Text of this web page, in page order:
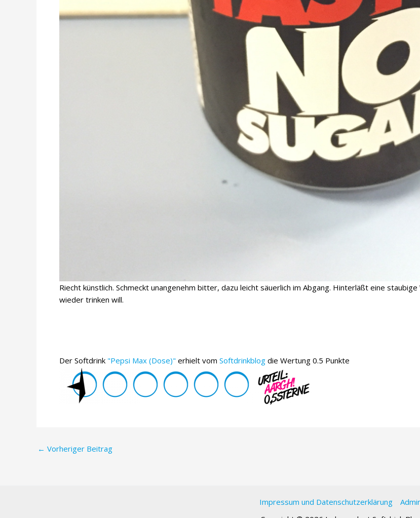
Riecht künstlich. Schmeckt unangenehm bitter, dazu leicht säuerlich im Abgang. Hinterläßt eine
wieder trinken will.
Der Softdrink "Pepsi Max (Dose)" erhielt vom Softdrinkblog die Wertung 0.5 Punkte
Post
← Vorheriger Beitrag
Impressum und Datenschutzerklärung